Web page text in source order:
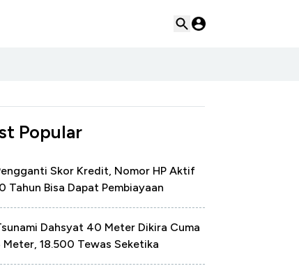
Popular
Skor Kredit, Nomor HP Aktif
Tahun Bisa Dapat Pembiayaan
Dahsyat 40 Meter Dikira Cuma
Meter, 18.500 Tewas Seketika